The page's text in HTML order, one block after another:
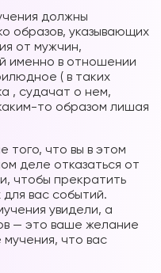
должны
образов, указывающих
от мужчин,
именно в отношении
( в таких
, судачат о нем,
то образом лишая
того, что вы в этом
деле отказаться от
чтобы прекратить
вас событий.
увидели, а
— это ваше желание
что вас